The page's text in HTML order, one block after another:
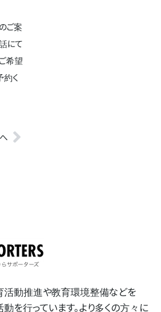
ご案
にて
希望
く
活動推進や​教育環境整備などを​
を​行っています。​より​多くの​方​々に​